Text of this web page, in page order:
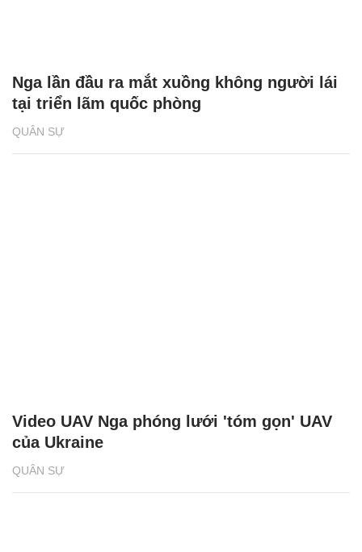
QUÂN SỰ
Nga lần đầu ra mắt xuồng không người lái
tại triển lãm quốc phòng
QUÂN SỰ
Video UAV Nga phóng lưới 'tóm gọn' UAV
của Ukraine